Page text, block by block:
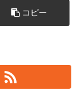
コピー